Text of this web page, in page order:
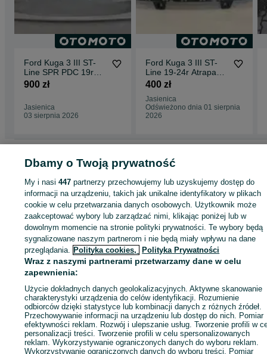
Ford Kuga 3 III ST-
Line SPR PDC 19r
Zderzak przod
900 zł
Jasienica
03 sierpnia 2026
Ford Kuga 3 III ST-
Line 19-24r Atrapa
kratka grill kamera st
400 zł
Jasienica
Odświeżono dnia 01 sierpnia
2026
Małopolskie
Osobowe - Poręba Wielka
KATEGORIA
ID:958562773 Wyświetlenia:
Zadzwoń / SMS Wyślij wiadomość
Dbamy o Twoją prywatność
My i nasi447 partnerzy przechowujemy lub uzyskujemy dostęp do
informacji na urządzeniu, takich jak unikalne identyfikatory w plikach
cookie w celu przetwarzania danych osobowych. Użytkownik może
zaakceptować wybory lub zarządzać nimi, klikając poniżej lub w
dowolnym momencie na stronie polityki prywatności. Te wybory będą
sygnalizowane naszym partnerom i nie będą miały wpływu na dane
przeglądania. Polityka cookies, Polityka Prywatności
Wraz z naszymi partnerami przetwarzamy dane w celu
zapewnienia:
Użycie dokładnych danych geolokalizacyjnych. Aktywne skanowanie
charakterystyki urządzenia do celów identyfikacji. Rozumienie
odbiorców dzięki statystyce lub kombinacji danych z różnych źródeł.
Przechowywanie informacji na urządzeniu lub dostęp do nich. Pomiar
efektywności reklam. Rozwój i ulepszanie usług. Tworzenie profili w
personalizacji treści. Tworzenie profili w celu spersonalizowanych
reklam. Wykorzystywanie ograniczonych danych do wyboru reklam.
Wykorzystywanie ograniczonych danych do wyboru treści. Pomiar